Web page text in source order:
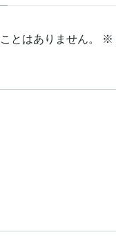
とはありません。 ※